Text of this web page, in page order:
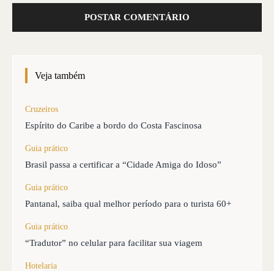
Veja também
Cruzeiros
Espírito do Caribe a bordo do Costa Fascinosa
Guia prático
Brasil passa a certificar a “Cidade Amiga do Idoso”
Guia prático
Pantanal, saiba qual melhor período para o turista 60+
Guia prático
“Tradutor” no celular para facilitar sua viagem
Hotelaria